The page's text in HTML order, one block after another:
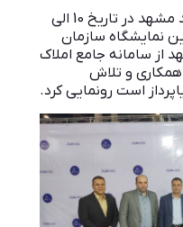
دهمین نمایشگاه شهر هوشمند مشهد در تاریخ 10 الی
شد. در این نمایشگاه سازمان
از سامانه جامع املاک
و تلاش
است رونمایی کرد.